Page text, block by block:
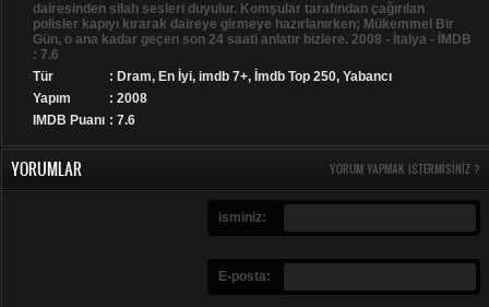
dairesinden silah sesleri duyulur. Komşular tarafından çağırılan
polisler kapıyı kırarak daireye girmeye hazırlanırken; Mükemmel Bir
Gün, o ana kadar geçen son 24 saati anlatır bizlere. 2008 - İtalya - İMDB
: 7.6
Tür
: Dram, En İyi, imdb 7+, İmdb Top 250, Yabancı
Yapım
: 2008
IMDB Puanı : 7.6
YORUMLAR YORUM YAPMAK ISTERMISINIZ ?
isminiz:
E-posta: